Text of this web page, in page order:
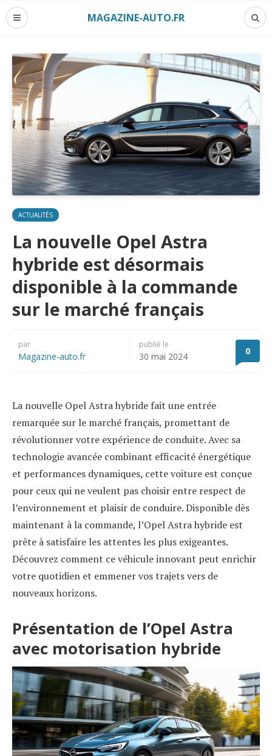
MAGAZINE-AUTO.FR
ACTUALITÉS
La nouvelle Opel Astra
hybride est désormais
disponible à la commande
sur le marché français
par
Magazine-auto.fr
publié le
30 mai 2024 0
La nouvelle Opel Astra hybride fait une entrée
remarquée sur le marché français, promettant de
révolutionner votre expérience de conduite. Avec sa
technologie avancée combinant efficacité énergétique
et performances dynamiques, cette voiture est conçue
pour ceux qui ne veulent pas choisir entre respect de
l’environnement et plaisir de conduire. Disponible dès
maintenant à la commande, l’Opel Astra hybride est
prête à satisfaire les attentes les plus exigeantes.
Découvrez comment ce véhicule innovant peut enrichir
votre quotidien et emmener vos trajets vers de
nouveaux horizons.
Présentation de l’Opel Astra
avec motorisation hybride